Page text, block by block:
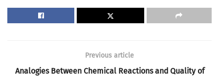
Previous article
Analogies Between Chemical Reactions and Quality of